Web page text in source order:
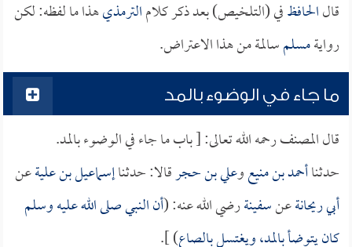
قالالحافظفي (التلخيص) بعد ذكر كلامالترمذيهذا ما لفظه: لكن
روايةمسلمسالمة من هذا الاعتراض.
ما جاء في الوضوء بالمد
قال المصنف رحمه الله تعالى: [ باب ما جاء في الوضوء بالمد.
حدثناأحمد بن منيعوعلي بن حجرقالا: حدثناإسماعيل بن عليةعن
أبي ريحانةعنسفينةرضي الله عنه: (أن النبي صلى الله عليه وسلم
كان يتوضأ بالمد، ويغتسل بالصاع) ].